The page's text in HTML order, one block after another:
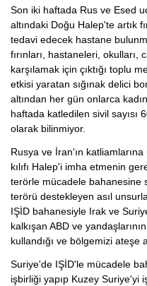
Son iki haftada Rus ve Esed
altındaki Doğu Halep'te artık
tedavi edecek hastane
fırınları, hastaneleri, okulları,
karşılamak için çıktığı toplu
etkisi yaratan sığınak delici
altından her gün onlarca
haftada katledilen sivil sayısı
olarak bilinmiyor.
Rusya ve İran'ın
kılıfı Halep'i imha etmenin
terörle mücadele bahanesine
terörü destekleyen asıl
IŞİD bahanesiyle Irak ve
kalkışan ABD ve
kullandığı ve bölgemizi ateşe
Suriye'de IŞİD'le mücadele
işbirliği yapıp Kuzey Suriye'yi